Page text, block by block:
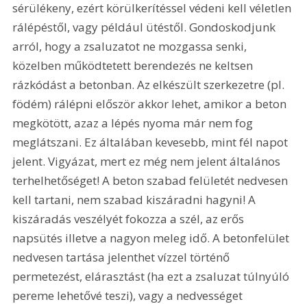
sérülékeny, ezért körülkerítéssel védeni kell véletlen
rálépéstől, vagy például ütéstől. Gondoskodjunk
arról, hogy a zsaluzatot ne mozgassa senki,
közelben működtetett berendezés ne keltsen
rázkódást a betonban. Az elkészült szerkezetre (pl.
födém) rálépni először akkor lehet, amikor a beton
megkötött, azaz a lépés nyoma már nem fog
meglátszani. Ez általában kevesebb, mint fél napot
jelent. Vigyázat, mert ez még nem jelent általános
terhelhetőséget! A beton szabad felületét nedvesen
kell tartani, nem szabad kiszáradni hagyni! A
kiszáradás veszélyét fokozza a szél, az erős
napsütés illetve a nagyon meleg idő. A betonfelület
nedvesen tartása jelenthet vízzel történő
permetezést, elárasztást (ha ezt a zsaluzat túlnyúló
pereme lehetővé teszi), vagy a nedvességet